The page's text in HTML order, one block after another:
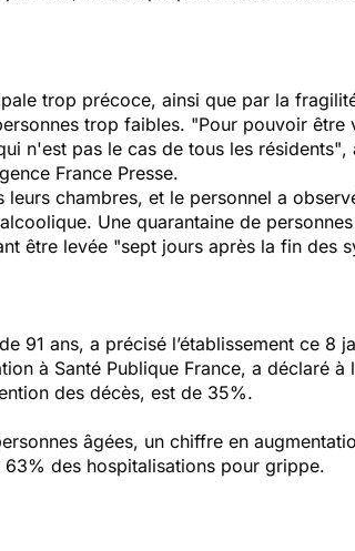
trop précoce, ainsi que par la
trop faibles. "Pour pouvoir être
n'est pas le cas de tous les résidents",
France Presse.
chambres, et le personnel a
Une quarantaine de personnes
être levée "sept jours après la fin des
91 ans, a précisé l’établissement ce 8
à Santé Publique France, a déclaré à
des décès, est de 35%.
âgées, un chiffre en
63% des hospitalisations pour grippe.